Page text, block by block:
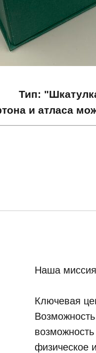
Тип:
и атласа
Наша
Ключевая
физическое